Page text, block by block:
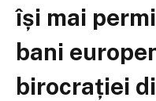
își mai
bani
birocrației